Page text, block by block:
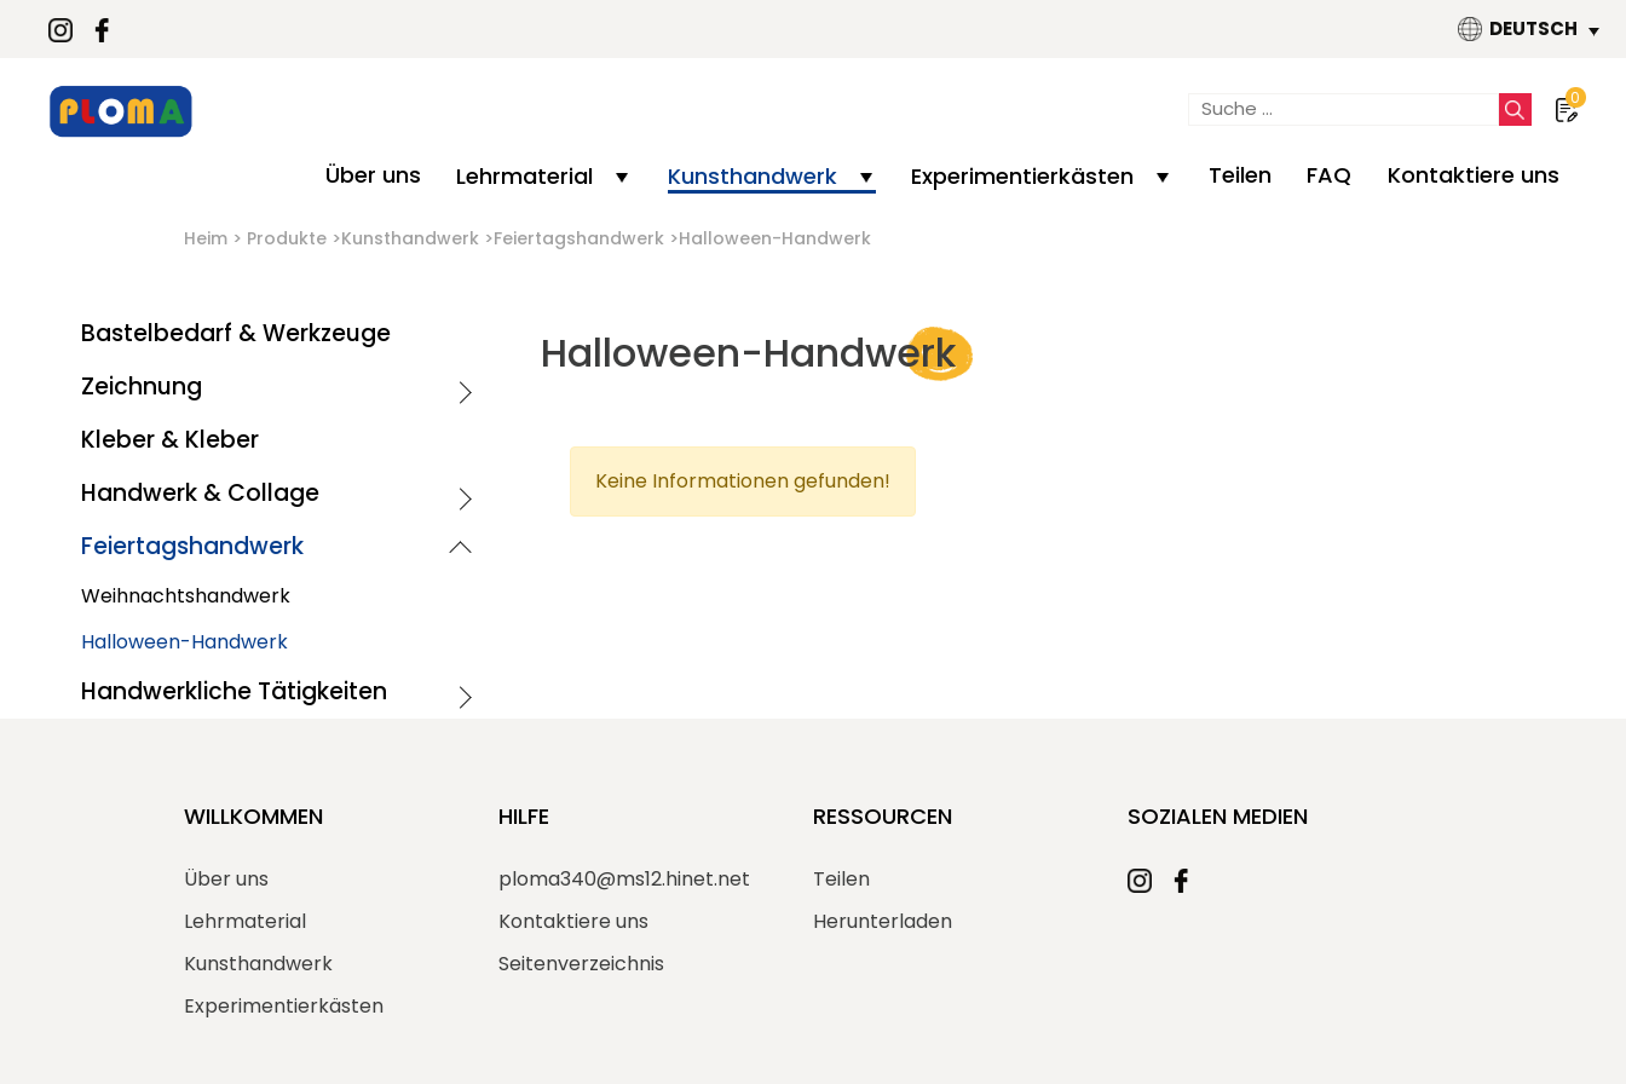
DEUTSCH
0
Über uns Lehrmaterial Kunsthandwerk Experimentierkästen Teilen FAQ Kontaktiere uns
Heim Produkte Kunsthandwerk Feiertagshandwerk Halloween-Handwerk
Bastelbedarf & Werkzeuge
Zeichnung
Kleber & Kleber
Handwerk & Collage
Feiertagshandwerk
Weihnachtshandwerk
Halloween-Handwerk
Handwerkliche Tätigkeiten
Halloween-Handwerk
Keine Informationen gefunden!
WILLKOMMEN
Über uns
Lehrmaterial
Kunsthandwerk
Experimentierkästen
HILFE
ploma340@ms12.hinet.net
Kontaktiere uns
Seitenverzeichnis
RESSOURCEN
Teilen
Herunterladen
SOZIALEN MEDIEN